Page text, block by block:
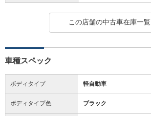
この店舗の中古車在庫一覧
車種スペック
ボディタイプ 軽自動車
ボディタイプ色 ブラック